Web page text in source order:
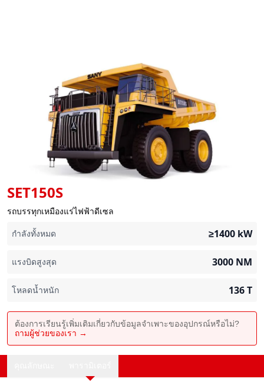
SET150S
รถบรรทุกเหมืองแร่ไฟฟ้าดีเซล
กำลังทั้งหมด
≥1400 kW
แรงบิดสูงสุด 3000 NM
โหลดน้ำหนัก 136T
ต้องการเรียนรู้เพิ่มเติมเกี่ยวกับข้อมูลจำเพาะของอุปกรณ์หรือไม่?
ถามผู้ช่วยของเรา →